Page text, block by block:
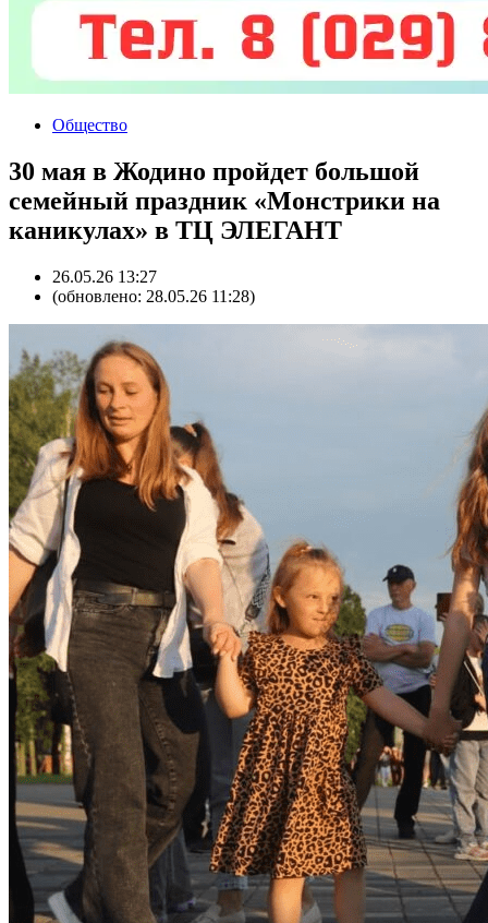
Общество
30 мая в Жодино пройдет большой
семейный праздник «Монстрики на
каникулах» в ТЦ ЭЛЕГАНТ
26.05.26 13:27
(обновлено: 28.05.26 11:28)